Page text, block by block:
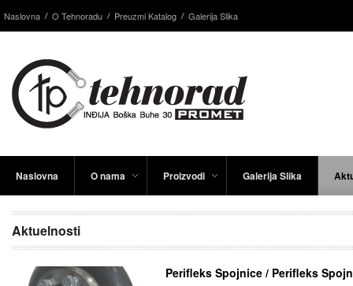
Naslovna O Tehnoradu Preuzmi Katalog Galerija Slika
Naslovna O nama Proizvodi Galerija Slika
Aktuelnosti
Perifleks Spojnice / Perifleks